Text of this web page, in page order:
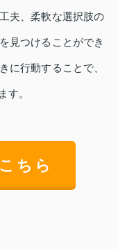
夫、柔軟な選択肢の
見つけることができ
に行動することで、
す。
ちら